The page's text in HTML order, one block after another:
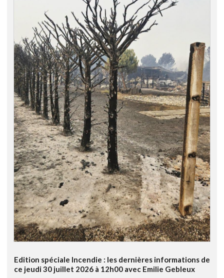
Edition spéciale Incendie : les dernières informations de
ce jeudi 30 juillet 2026 à 12h00 avec Emilie Gebleux